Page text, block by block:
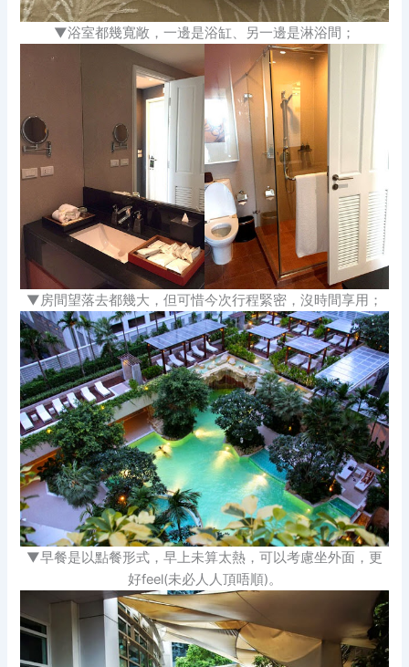
▼浴室都幾寬敞，一邊是浴缸、另一邊是淋浴間；
▼房間望落去都幾大，但可惜今次行程緊密，沒時間享用；
▼早餐是以點餐形式，早上未算太熱，可以考慮坐外面，更
好feel(未必人人頂唔順)。